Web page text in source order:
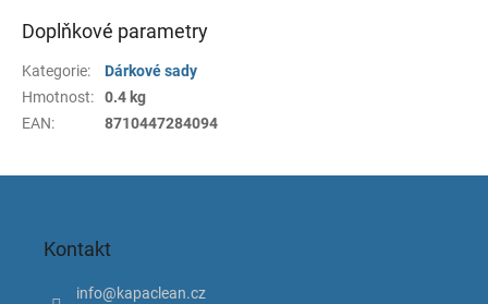
Doplňkové parametry
Kategorie:
Dárkové sady
Hmotnost:
0.4 kg
EAN: 8710447284094
Kontakt
info@kapaclean.cz